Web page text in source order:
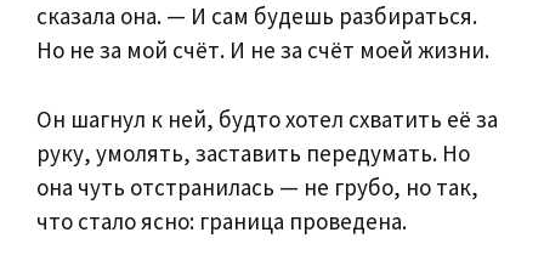
сказала она. — И сам будешь разбираться.
Но не за мой счёт. И не за счёт моей жизни.
Он шагнул к ней, будто хотел схватить её за
руку, умолять, заставить передумать. Но
она чуть отстранилась — не грубо, но так,
что стало ясно: граница проведена.